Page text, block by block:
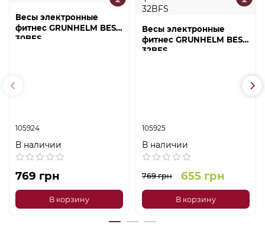
Весы электронные
фитнес GRUNHELM BES-
30BFS
105924
В наличии
769 грн
В корзину
Весы электронные
фитнес GRUNHELM BES-
32BFS
105925
В наличии
769 грн 655 грн
В корзину